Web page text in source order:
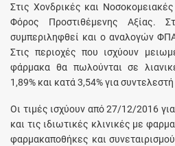
Στις Χονδρικές και
Φόρος Προστιθέμενης Αξίας.
συμπεριληφθεί και ο αναλογών
Στις περιοχές που ισχύουν
φάρμακα θα πωλούνται σε
1,89% και κατά 3,54% για συντελεστή
Οι τιμές ισχύουν από 27/12/2016
και τις ιδιωτικές κλινικές με
φαρμακαποθήκες και